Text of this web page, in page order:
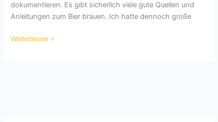
dokumentieren. Es gibt sicherlich viele gute Quellen und
Anleitungen zum Bier brauen. Ich hatte dennoch große
Erste
Weiterlesen »